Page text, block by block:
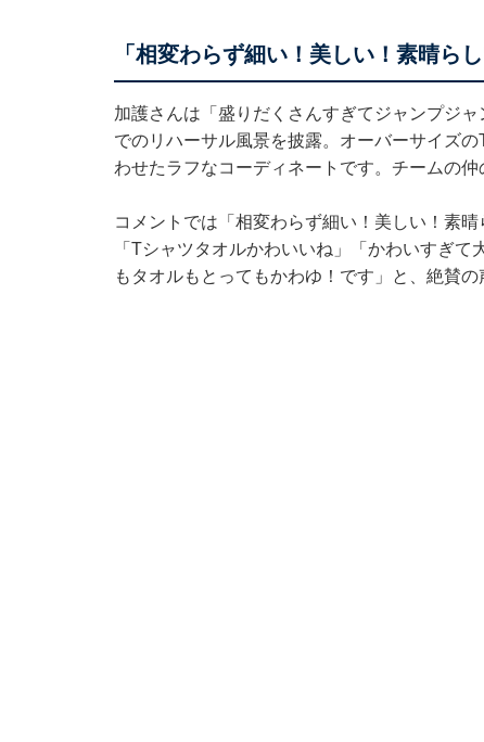
「相変わらず細い！美しい！素晴らし
加護さんは「盛りだくさんすぎてジャンプジ
でのリハーサル風景を披露。オーバーサイズ
わせたラフなコーディネートです。チームの
コメントでは「相変わらず細い！美しい！素
「Tシャツタオルかわいいね」「かわいすぎ
もタオルもとってもかわゆ！です」と、絶賛の